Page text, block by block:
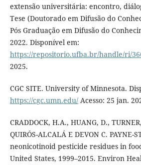
extensão universitária: encontro,
Tese (Doutorado em Difusão do
Pós Graduação em Difusão do
2022. Disponível em:
https://repositorio.ufba.br/handle/ri/
2025.
CGC SITE. University of Minnesota.
https://cgc.umn.edu/Acesso: 25 jan.
CRADDOCK, H.A., HUANG, D.,
QUIRÓS-ALCALÁ E DEVON C. PAYNE-
neonicotinoid pesticide residues in
United States, 1999–2015. Environ